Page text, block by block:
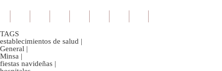
TAGS
establecimientos de salud |
General |
Minsa |
fiestas navideñas |